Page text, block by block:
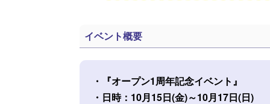
イベント概要
・『オープン1周年記念イベント』
・日時：10月15日(金)～10月17日(日)